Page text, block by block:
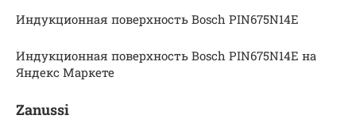
Индукционная поверхность Bosch PIN675N14E
Индукционная поверхность Bosch PIN675N14E на
Яндекс Маркете
Zanussi